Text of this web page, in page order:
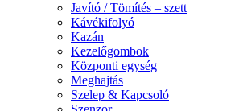
Javító / Tömítés – szett
Kávékifolyó
Kazán
Kezelőgombok
Központi egység
Meghajtás
Szelep & Kapcsoló